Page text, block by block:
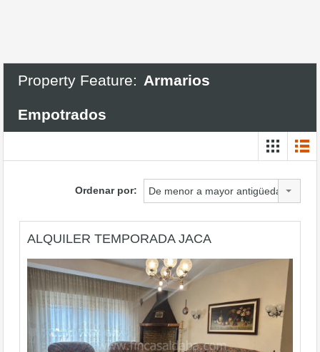
Property Feature: Armarios
Empotrados
Ordenar por: De menor a mayor antigüedad
ALQUILER TEMPORADA JACA